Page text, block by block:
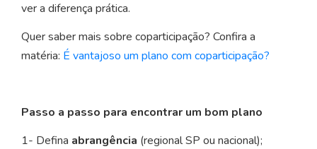
ver a diferença prática.
Quer saber mais sobre coparticipação? Confira a
matéria: É vantajoso um plano com coparticipação?
Passo a passo para encontrar um bom plano
1- Defina abrangência (regional SP ou nacional);